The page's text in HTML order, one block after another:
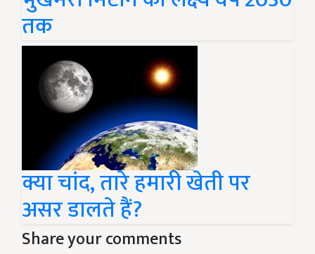
तक
क्या चांद, तारे हमारी खेती पर
असर डालते हैं?
Share your comments